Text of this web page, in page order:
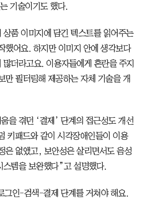
기술이기도 했다.
상품 이미지에 담긴 텍스트를 읽어주는
했어요. 하지만 이미지 안에 생각보다
더라고요. 이용자들에게 혼란을 주지
만 필터링해 제공하는 자체 기술을 개
을 겪던 ‘결제’ 단계의 접근성도 개선
키패드와 같이 시각장애인들이 이용
은 없앴고, 보안성은 살리면서도 음성
스템을 보완했다”고 설명했다.
그인-검색-결제 단계를 거쳐야 해요.